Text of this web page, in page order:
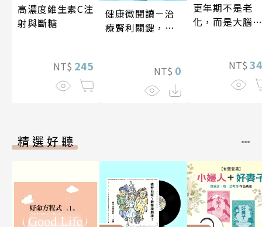
高濃度維生素C注
射與斷糖
NT$ 245
健康微閱讀－治
療腎利關鍵，血
NT$ 0
更年期不是老
化，而是大腦重
NT$
精選好聽